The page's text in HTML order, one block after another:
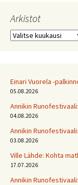
Arkistot
Arkistot
Einari Vuorela -
05.08.2026
Annikin
04.08.2026
Annikin
03.08.2026
Ville Lähde: Kohta
17.07.2026
Annikin